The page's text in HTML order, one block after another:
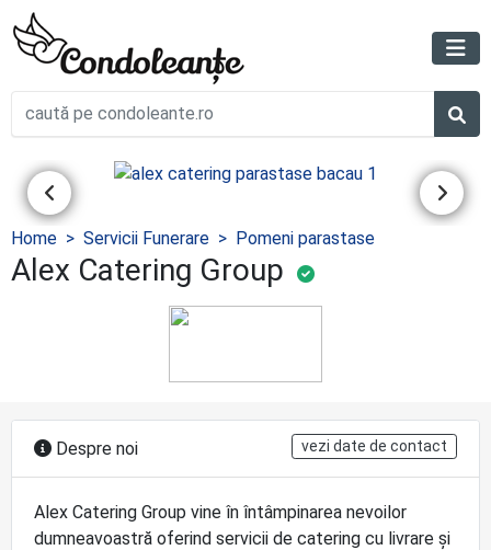
Home Servicii Funerare Pomeni parastase
Alex Catering Group
Despre noi vezi date de contact
Alex Catering Group vine în întâmpinarea nevoilor
dumneavoastră oferind servicii de catering cu livrare și